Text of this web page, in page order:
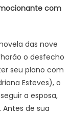
com
das nove
o desfecho
seu plano com
Esteves), o
a esposa,
de sua